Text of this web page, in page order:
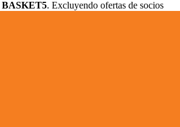
BASKET5. Excluyendo ofertas de socios